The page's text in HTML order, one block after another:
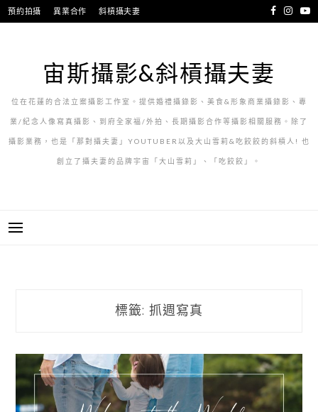
跳
至
預約拍攝 異業合作 斜槓攝夫妻
宙斯攝影&斜槓攝夫妻
位在花蓮的合法立案攝影工作室。提供婚禮攝錄影、美食&形象商業攝錄影、專
業/紀念人像寫真攝影、到府全家福/外拍、長期攝影合作等攝影相關服務。除了
攝影業務，也是「那對攝夫妻」YOUTUBER以及大山雪莉&吃餃餃的斜槓人! 也
創立了攝夫妻的品牌宇宙「大山雪莉」、「吃餃餃」。
標籤: 抓週寫真